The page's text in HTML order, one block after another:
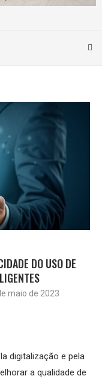
DO USO DE
maio de 2023
digitalização e pela
a qualidade de